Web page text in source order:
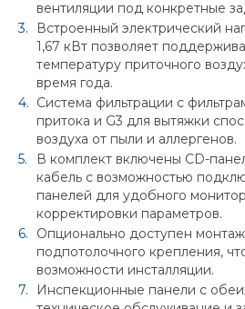
вентиляции под конкретные
Встроенный электрический
1,67 кВт позволяет
температуру приточного
время года.
Система фильтрации с
притока и G3 для вытяжки
воздуха от пыли и аллергенов.
В комплект включены CD-
кабель с возможностью
панелей для удобного
корректировки параметров.
Опционально доступен
подпотолочного крепления,
возможности инсталляции.
Инспекционные панели с